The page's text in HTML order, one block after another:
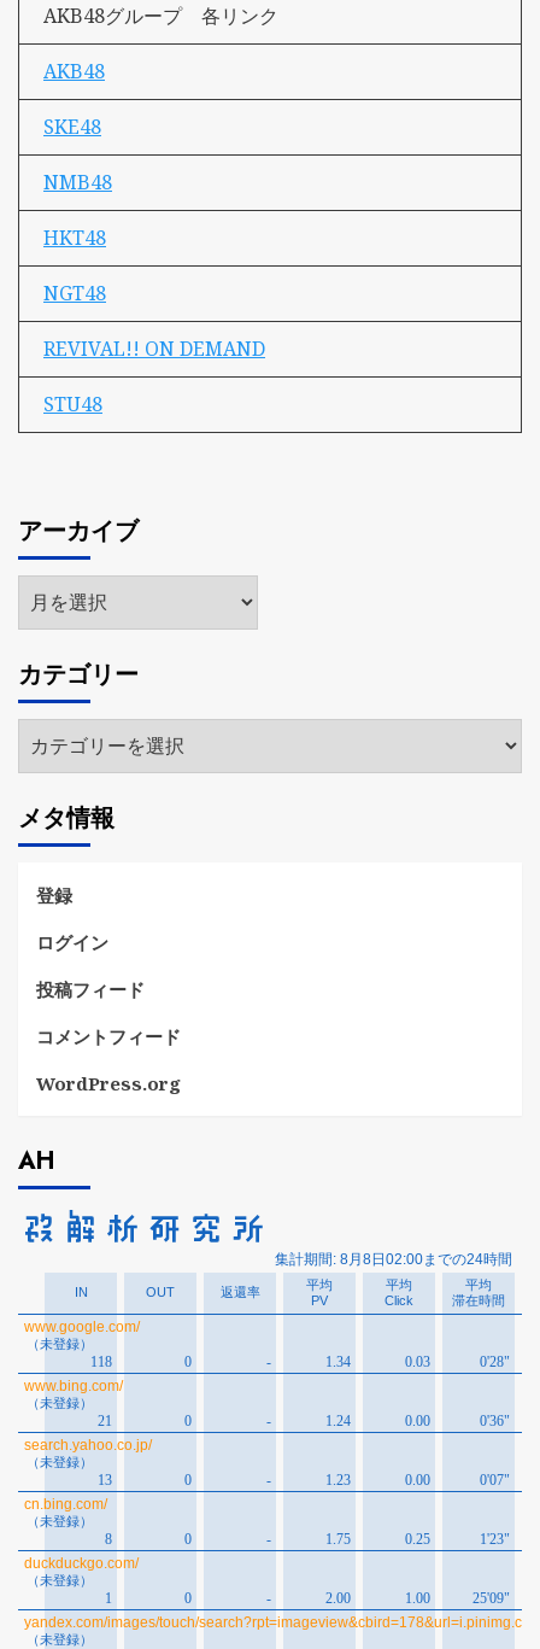
AKB48グループ 各リンク
AKB48
SKE48
NMB48
HKT48
NGT48
REVIVAL!! ON DEMAND
STU48
アーカイブ
ア
ー
イ
ブ
カテゴリー
テ
リ
ー
メタ情報
登録
ログイン
投稿フィード
コメントフィード
WordPress.org
AH